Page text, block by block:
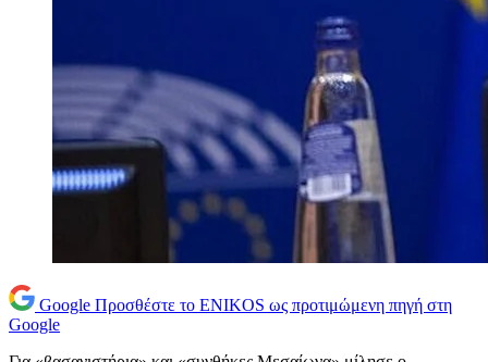
Google Προσθέστε το ENIKOS ως προτιμώμενη πηγή στη
Google